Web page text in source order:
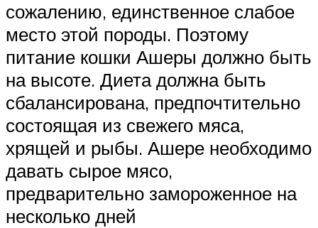
сожалению, единственное слабое
место этой породы. Поэтому
питание кошки Ашеры должно быть
на высоте. Диета должна быть
сбалансирована, предпочтительно
состоящая из свежего мяса,
хрящей и рыбы. Ашере необходимо
давать сырое мясо,
предварительно замороженное на
несколько дней